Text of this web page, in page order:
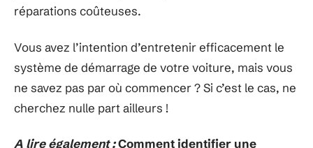
réparations coûteuses.
Vous avez l’intention d’entretenir efficacement le
système de démarrage de votre voiture, mais vous
ne savez pas par où commencer ? Si c’est le cas, ne
cherchez nulle part ailleurs !
A lire également :Comment identifier une